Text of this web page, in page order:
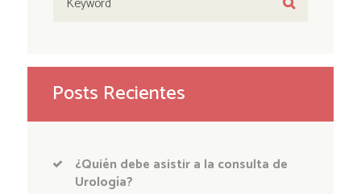
Posts Recientes
¿Quién debe asistir a la consulta de
Urología?